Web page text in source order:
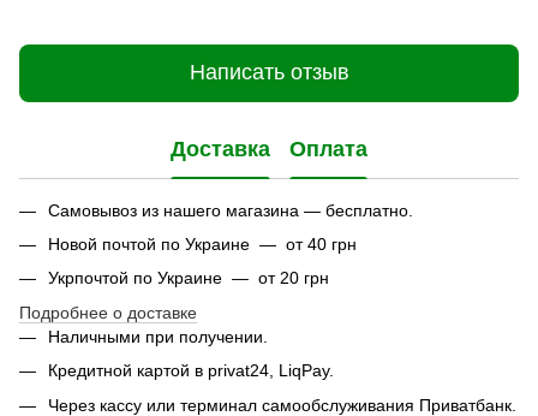
Написать отзыв
Доставка Оплата
Самовывоз из нашего магазина — бесплатно.
Новой почтой по Украине — от 40 грн
Укрпочтой по Украине — от 20 грн
Подробнее о доставке
Наличными при получении.
Кредитной картой в privat24, LiqPay.
Через кассу или терминал самообслуживания Приватбанк.